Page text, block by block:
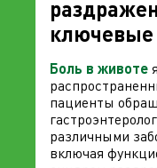
ключевые
Боль в животе
пациенты
различными
включая